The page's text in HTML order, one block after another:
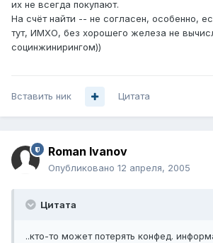
их не всегда покупают.
На счёт найти -- не согласен, особенно,
тут, ИМХО, без хорошего железа не
социнжинирингом))
Вставить ник Цитата
Roman Ivanov
Опубликовано 12 апреля, 2005
Цитата
..кто-то может потерять конфед.